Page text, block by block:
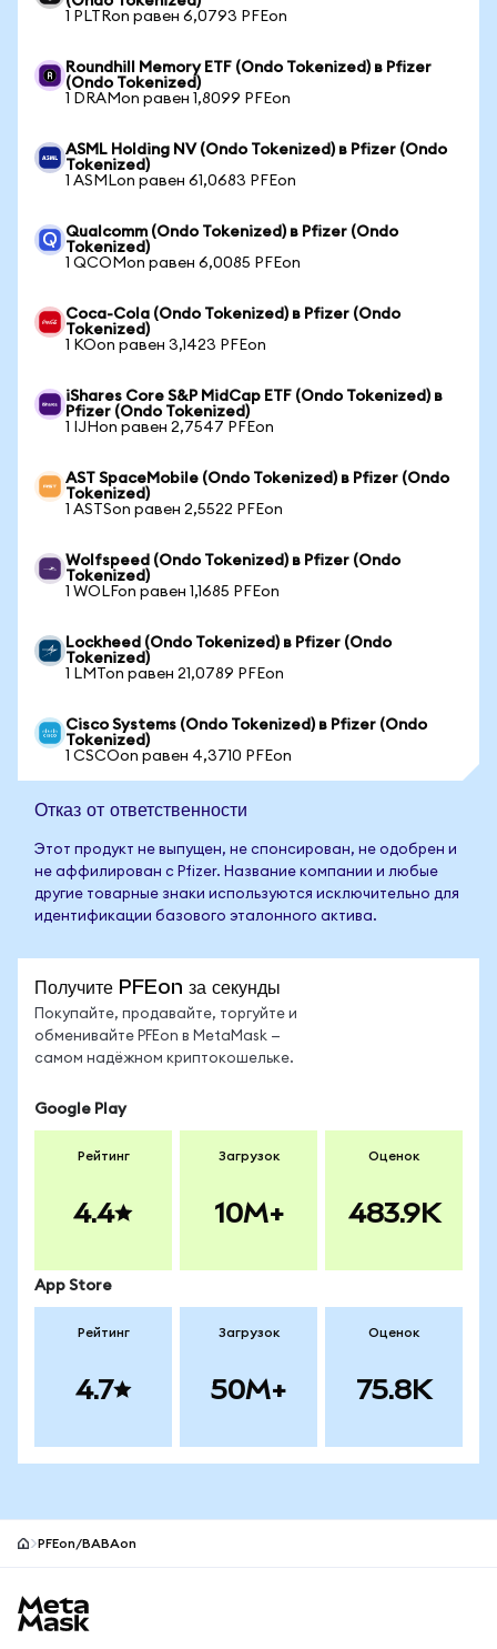
1 PLTRon равен 6,0793 PFEon
Roundhill Memory ETF (Ondo Tokenized) в Pfizer
(Ondo Tokenized)
1 DRAMon равен 1,8099 PFEon
ASML Holding NV (Ondo Tokenized) в Pfizer (Ondo
Tokenized)
1 ASMLon равен 61,0683 PFEon
Qualcomm (Ondo Tokenized) в Pfizer (Ondo
Tokenized)
1 QCOMon равен 6,0085 PFEon
Coca-Cola (Ondo Tokenized) в Pfizer (Ondo
Tokenized)
1 KOon равен 3,1423 PFEon
iShares Core S&P MidCap ETF (Ondo Tokenized) в
Pfizer (Ondo Tokenized)
1 IJHon равен 2,7547 PFEon
AST SpaceMobile (Ondo Tokenized) в Pfizer (Ondo
Tokenized)
1 ASTSon равен 2,5522 PFEon
Wolfspeed (Ondo Tokenized) в Pfizer (Ondo
Tokenized)
1 WOLFon равен 1,1685 PFEon
Lockheed (Ondo Tokenized) в Pfizer (Ondo
Tokenized)
1 LMTon равен 21,0789 PFEon
Cisco Systems (Ondo Tokenized) в Pfizer (Ondo
Tokenized)
1 CSCOon равен 4,3710 PFEon
Отказ от ответственности
Этот продукт не выпущен, не спонсирован, не одобрен и
не аффилирован с Pfizer. Название компании и любые
другие товарные знаки используются исключительно для
идентификации базового эталонного актива.
Получите PFEon за секунды
Покупайте, продавайте, торгуйте и
обменивайте PFEon в MetaMask —
самом надёжном криптокошельке.
Google Play
Рейтинг
4.4
Загрузок
10M+
Оценок
483.9K
App Store
Рейтинг
4.7
Загрузок
50M+
Оценок
75.8K
PFEon/BABAon